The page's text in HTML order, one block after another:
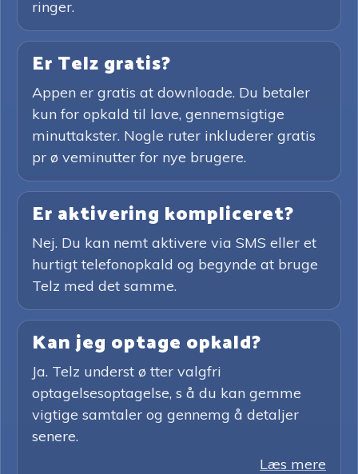
ringer.
Er Telz gratis?
Appen er gratis at downloade. Du betaler
kun for opkald til lave, gennemsigtige
minuttakster. Nogle ruter inkluderer gratis
pr ø veminutter for nye brugere.
Er aktivering kompliceret?
Nej. Du kan nemt aktivere via SMS eller et
hurtigt telefonopkald og begynde at bruge
Telz med det samme.
Kan jeg optage opkald?
Ja. Telz underst ø tter valgfri
optagelsesoptagelse, s å du kan gemme
vigtige samtaler og gennemg å detaljer
senere.
Læs mere